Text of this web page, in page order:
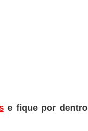
e fique por dentro